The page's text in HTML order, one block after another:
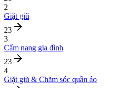
2
Giặt giũ
23
3
Cẩm nang gia đình
23
4
Giặt giũ & Chăm sóc quần áo